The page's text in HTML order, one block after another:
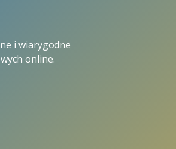
i wiarygodne
online.